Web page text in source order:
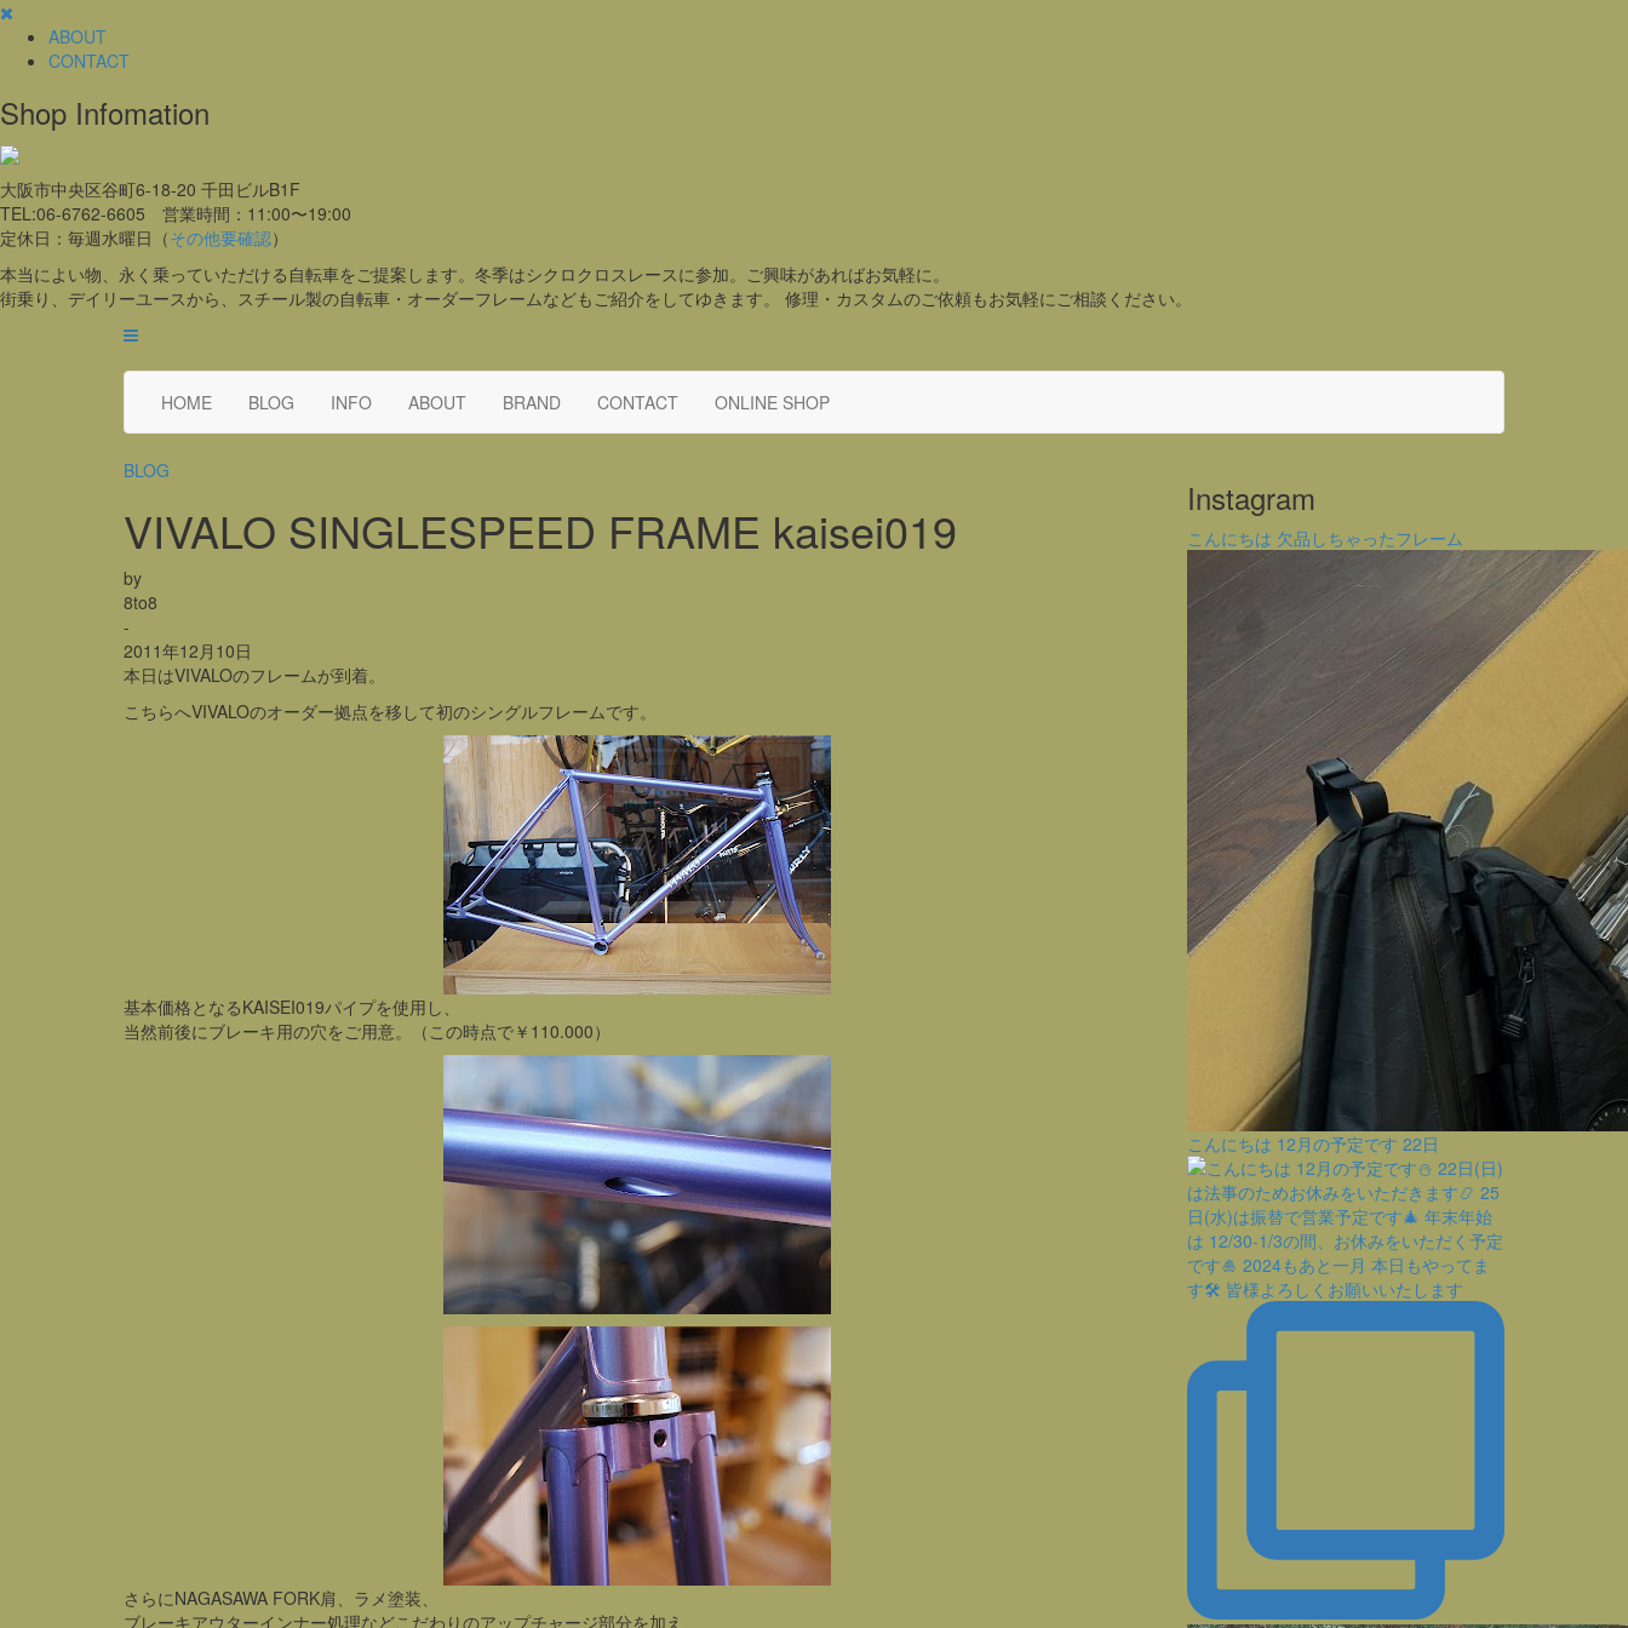
ABOUT
CONTACT
Shop Infomation
大阪市中央区谷町6-18-20 千田ビルB1F
TEL:06-6762-6605 営業時間：11:00〜19:00
定休日：毎週水曜日（その他要確認）
本当によい物、永く乗っていただける自転車をご提案します。冬季はシクロクロスレースに参加。ご興味があればお気軽に。
街乗り、デイリーユースから、スチール製の自転車・オーダーフレームなどもご紹介をしてゆきます。 修理・カスタムのご依頼もお気軽にご相談ください。
HOME BLOG INFO ABOUT BRAND CONTACT ONLINE SHOP
BLOG
VIVALO SINGLESPEED FRAME kaisei019
by
8to8
-
2011年12月10日
本日はVIVALOのフレームが到着。
こちらへVIVALOのオーダー拠点を移して初のシングルフレームです。
基本価格となるKAISEI019パイプを使用し、
当然前後にブレーキ用の穴をご用意。（この時点で￥110.000）
さらにNAGASAWA FORK肩、ラメ塗装、
ブレーキアウターインナー処理などこだわりのアップチャージ部分を加え、
Instagram
こんにちは 欠品しちゃったフレーム
こんにちは 12月の予定です 22日